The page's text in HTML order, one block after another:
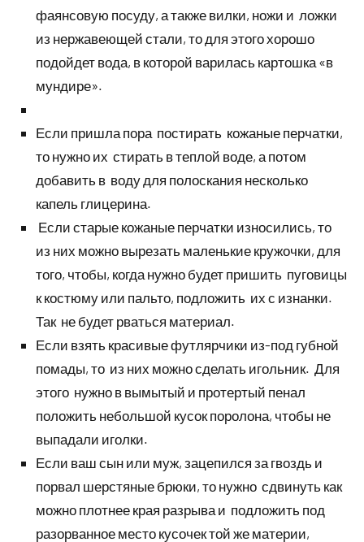
фаянсовую посуду, а также вилки, ножи и ложки
из нержавеющей стали, то для этого хорошо
подойдет вода, в которой варилась картошка «в
мундире».
Если пришла пора постирать кожаные перчатки,
то нужно их стирать в теплой воде, а потом
добавить в воду для полоскания несколько
капель глицерина.
Если старые кожаные перчатки износились, то
из них можно вырезать маленькие кружочки, для
того, чтобы, когда нужно будет пришить пуговицы
к костюму или пальто, подложить их с изнанки.
Так не будет рваться материал.
Если взять красивые футлярчики из-под губной
помады, то из них можно сделать игольник. Для
этого нужно в вымытый и протертый пенал
положить небольшой кусок поролона, чтобы не
выпадали иголки.
Если ваш сын или муж, зацепился за гвоздь и
порвал шерстяные брюки, то нужно сдвинуть как
можно плотнее края разрыва и подложить под
разорванное место кусочек той же материи,